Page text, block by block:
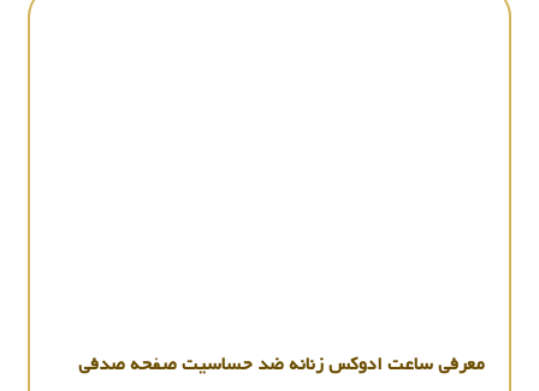
معرفی ساعت ادوکس زنانه ضد حساسیت صفحه صدفی